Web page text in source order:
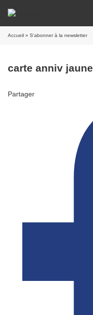
Accueil » S'abonner à la newsletter
carte anniv jaune
Partager